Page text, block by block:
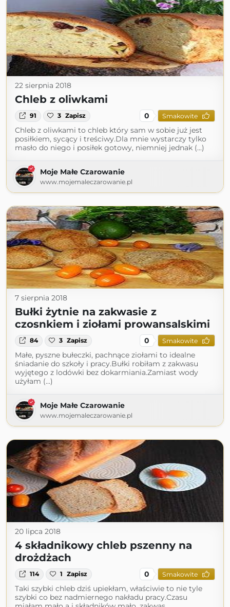
22 sierpnia 2018
Chleb z oliwkami
91 3 Zapisz 0 Smakowite
Chleb z oliwkami to chleb który sam w sobie już jest
posiłkiem, sycący i treściwy.Dla mnie wystarczy tylko
masło do niego i posiłek gotowy, niemniej jednak (...)
Moje Małe Czarowanie
www.mojemaleczarowanie.pl
7 sierpnia 2018
Bułki żytnie na zakwasie z
czosnkiem i ziołami prowansalskimi
84 3 Zapisz 0 Smakowite
Małe, pyszne bułeczki, pachnące ziołami to idealne
śniadanie do szkoły i pracy.Bułki robiłam z zakwasu
wyjętego z lodówki bez dokarmiania.Zamiast wody
użyłam (...)
Moje Małe Czarowanie
www.mojemaleczarowanie.pl
20 lipca 2018
4 składnikowy chleb pszenny na
drożdżach
114 1 Zapisz 0 Smakowite
Taki szybki chleb dziś upiekłam, właściwie to nie tyle
szybki co bez nadmiernego nakładu pracy.Czasu